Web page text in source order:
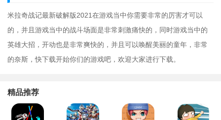
米拉奇战记最新破解版2021在游戏当中你需要非常的厉害才可以
的，并且游戏当中的战斗场面是非常刺激痛快的，同时游戏当中的
英雄大招，开动也是非常爽快的，并且可以唤醒美丽的童年，非常
的奈斯，快下载开始你们的游戏吧，欢迎大家进行下载。
精品推荐